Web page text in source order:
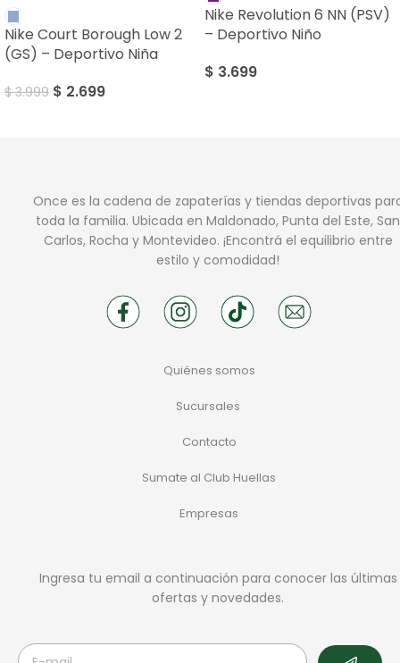
Nike Court Borough Low 2
(GS) – Deportivo Niña
$3.999 $ 2.699
Nike Revolution 6 NN (PSV)
– Deportivo Niño
$ 3.699
Once es la cadena de zapaterías y tiendas deportivas
toda la familia. Ubicada en Maldonado, Punta del Este, San
Carlos, Rocha y Montevideo. ¡Encontrá el equilibrio entre
estilo y comodidad!
Quiénes somos
Sucursales
Contacto
Sumate al Club Huellas
Empresas
Ingresa tu email a continuación para conocer las últimas
ofertas y novedades.